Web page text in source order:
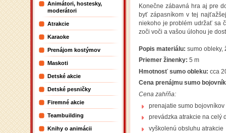
Konečne zábavná hra aj pre
byť zápasníkom v tej
niekoho je problém udržať sa
zoči voči a vašou úlohou je
Popis materiálu: sumo obleky,
Priemer žinenky: 5 m
Hmotnosť sumo obleku: cca
Cena prenájmu sumo
Cena zahŕňa:
prenajatie sumo bojovníkov
prevádzka atrakcie na celý
vyškolenú obsluhu atrakcie
Animátori, hostesky,
moderátori
Atrakcie
Karaoke
Prenájom kostýmov
Maskoti
Detské akcie
Detské pesničky
Firemné akcie
Teambuilding
Knihy o animácii